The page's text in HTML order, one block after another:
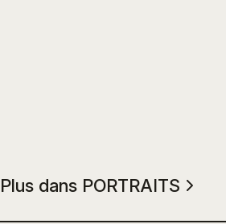
Plus dans PORTRAITS